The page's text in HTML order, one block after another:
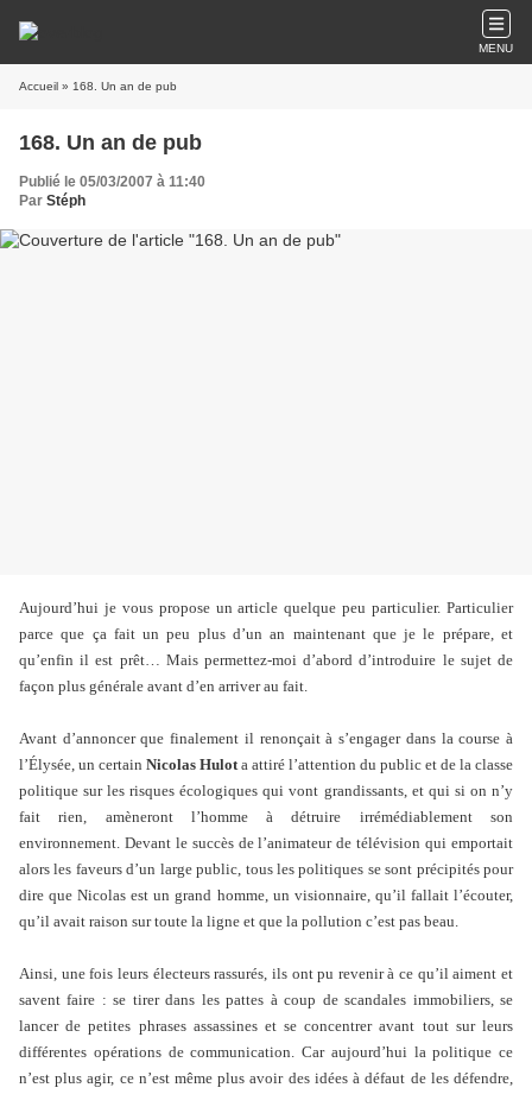
MENU
Accueil » 168. Un an de pub
168. Un an de pub
Publié le 05/03/2007 à 11:40
Par Stéph
Aujourd’hui je vous propose un article quelque peu particulier. Particulier
parce que ça fait un peu plus d’un an maintenant que je le prépare, et
qu’enfin il est prêt… Mais permettez-moi d’abord d’introduire le sujet de
façon plus générale avant d’en arriver au fait.
Avant d’annoncer que finalement il renonçait à s’engager dans la course à
l’Élysée, un certain Nicolas Hulota attiré l’attention du public et de la classe
politique sur les risques écologiques qui vont grandissants, et qui si on n’y
fait rien, amèneront l’homme à détruire irrémédiablement son
environnement. Devant le succès de l’animateur de télévision qui emportait
alors les faveurs d’un large public, tous les politiques se sont précipités pour
dire que Nicolas est un grand homme, un visionnaire, qu’il fallait l’écouter,
qu’il avait raison sur toute la ligne et que la pollution c’est pas beau.
Ainsi, une fois leurs électeurs rassurés, ils ont pu revenir à ce qu’il aiment et
savent faire : se tirer dans les pattes à coup de scandales immobiliers, se
lancer de petites phrases assassines et se concentrer avant tout sur leurs
différentes opérations de communication. Car aujourd’hui la politique ce
n’est plus agir, ce n’est même plus avoir des idées à défaut de les défendre,